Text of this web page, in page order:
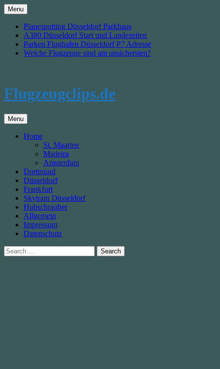
Skip
to
content
Menu
Planespotting Düsseldorf Parkhaus
A380 Düsseldorf Start und Landezeiten
Parken Flughafen Düsseldorf P7 Adresse
Welche Flugzeuge sind am unsichersten?
Flugzeugclips.de
Menu
Home
St. Maarten
Madeira
Amsterdam
Dortmund
Düsseldorf
Frankfurt
Skytrain Düsseldorf
Hubschrauber
Allgemein
Impressum
Datenschutz
Search
for: